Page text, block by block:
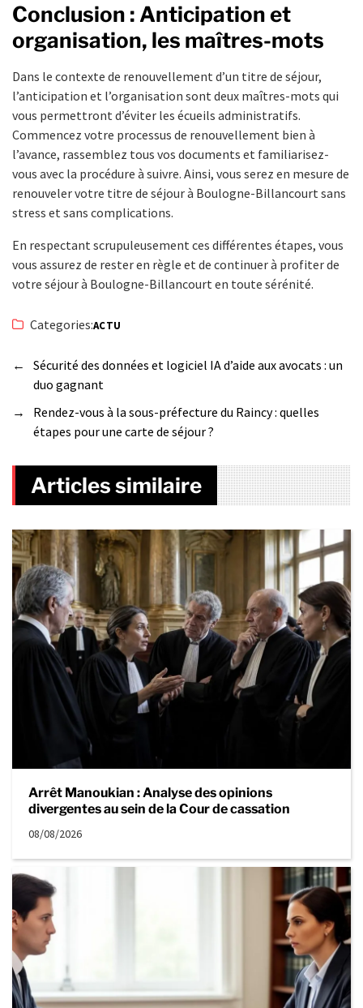
Conclusion : Anticipation et
organisation, les maîtres-mots
Dans le contexte de renouvellement d’un titre de séjour,
l’anticipation et l’organisation sont deux maîtres-mots qui
vous permettront d’éviter les écueils administratifs.
Commencez votre processus de renouvellement bien à
l’avance, rassemblez tous vos documents et familiarisez-
vous avec la procédure à suivre. Ainsi, vous serez en mesure de
renouveler votre titre de séjour à Boulogne-Billancourt sans
stress et sans complications.
En respectant scrupuleusement ces différentes étapes, vous
vous assurez de rester en règle et de continuer à profiter de
votre séjour à Boulogne-Billancourt en toute sérénité.
Categories:ACTU
←
Sécurité des données et logiciel IA d’aide aux avocats : un
duo gagnant
→
Rendez-vous à la sous-préfecture du Raincy : quelles
étapes pour une carte de séjour ?
Articles similaire
Arrêt Manoukian : Analyse des opinions
divergentes au sein de la Cour de cassation
08/08/2026